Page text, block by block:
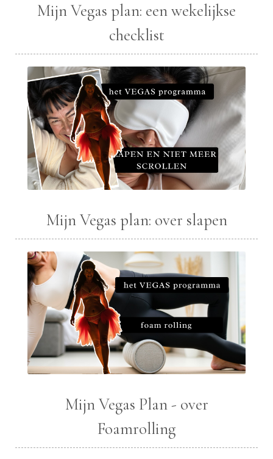
Mijn Vegas plan: een wekelijkse
checklist
Mijn Vegas plan: over slapen
Mijn Vegas Plan - over
Foamrolling